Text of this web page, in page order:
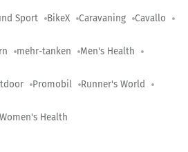
Sport BikeX Caravaning Cavallo
mehr-tanken Men's Health
Promobil Runner's World
Women's Health